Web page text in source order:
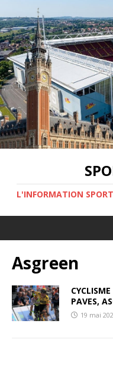
L'INFORMATION
Asgreen
PAVES,
19 mai